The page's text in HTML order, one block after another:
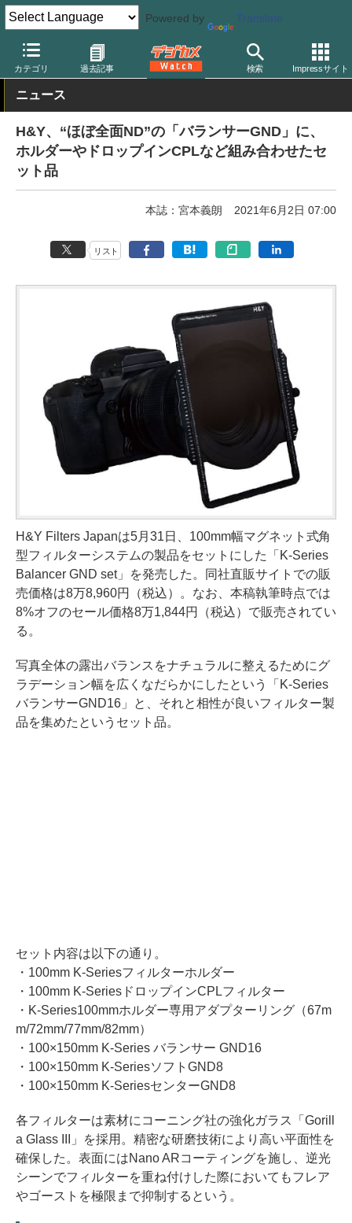
Powered by Translate
カテゴリ 過去記事 検索 Impressサイト
デジカメ Watch レンズ レンズフィルター その他
ニュース
H&Y、“ほぼ全面ND”の「バランサーGND」に、
ホルダーやドロップインCPLなど組み合わせたセ
ット品
本誌：宮本義朗 2021年6月2日 07:00
リスト
H&Y Filters Japanは5月31日、100mm幅マグネット式角
型フィルターシステムの製品をセットにした「K-Series
Balancer GND set」を発売した。同社直販サイトでの販
売価格は8万8,960円（税込）。なお、本稿執筆時点では
8%オフのセール価格8万1,844円（税込）で販売されてい
る。
写真全体の露出バランスをナチュラルに整えるためにグ
ラデーション幅を広くなだらかにしたという「K-Series
バランサーGND16」と、それと相性が良いフィルター製
品を集めたというセット品。
セット内容は以下の通り。
・100mm K-Seriesフィルターホルダー
・100mm K-SeriesドロップインCPLフィルター
・K-Series100mmホルダー専用アダプターリング（67m
m/72mm/77mm/82mm）
・100×150mm K-Series バランサー GND16
・100×150mm K-SeriesソフトGND8
・100×150mm K-SeriesセンターGND8
各フィルターは素材にコーニング社の強化ガラス「Gorill
a Glass III」を採用。精密な研磨技術により高い平面性を
確保した。表面にはNano ARコーティングを施し、逆光
シーンでフィルターを重ね付けした際においてもフレア
やゴーストを極限まで抑制するという。